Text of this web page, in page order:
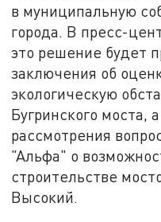
в муниципальную
города. В пресс-
это решение будет
заключения об
экологическую
Бугринского моста,
рассмотрения
"Альфа" о
строительстве
Высокий.